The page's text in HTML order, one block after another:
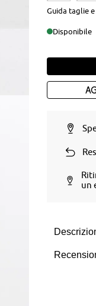
Guida taglie
Disponibile
un